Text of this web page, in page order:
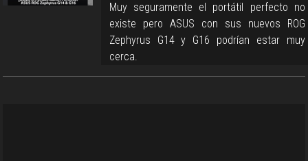
Muy seguramente el portátil perfecto no
existe pero ASUS con sus nuevos ROG
Zephyrus G14 y G16 podrían estar muy
cerca.